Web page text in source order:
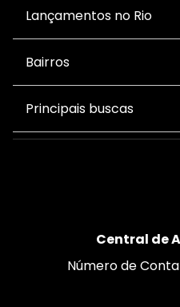
Lançamentos no Rio
Bairros
Principais buscas
Central de
Número de